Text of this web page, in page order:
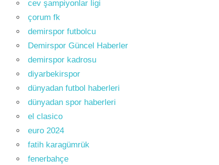
cev şampiyonlar ligi
çorum fk
demirspor futbolcu
Demirspor Güncel Haberler
demirspor kadrosu
diyarbekirspor
dünyadan futbol haberleri
dünyadan spor haberleri
el clasico
euro 2024
fatih karagümrük
fenerbahçe